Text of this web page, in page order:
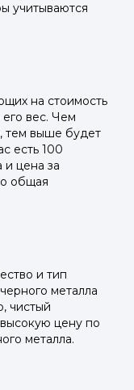
учитываются
на стоимость
вес. Чем
тем выше будет
есть 100
и цена за
общая
и тип
металла
чистый
цену по
металла.